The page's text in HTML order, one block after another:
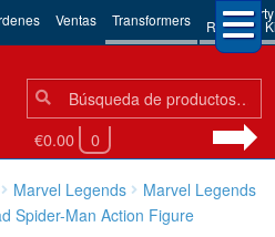
Ventas Transformers 3rd Party
Robots &
Búsqueda:
Búsqueda
€0.00 0
Marvel Legends
Marvel Legends
Spider-Man Action Figure